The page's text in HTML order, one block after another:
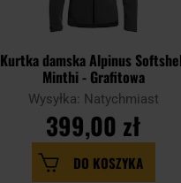
Kurtka damska Alpinus
Minthi - Grafitowa
Wysyłka: Natychmiast
399,00 zł
DO KOSZYKA